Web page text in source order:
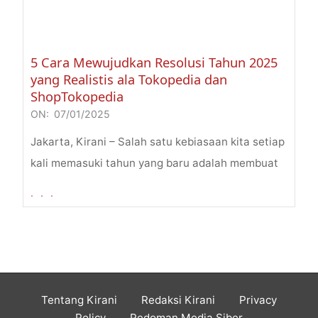
5 Cara Mewujudkan Resolusi Tahun 2025
yang Realistis ala Tokopedia dan
ShopTokopedia
2025-
01-
07
ON: 07/01/2025
Jakarta, Kirani – Salah satu kebiasaan kita setiap
kali memasuki tahun yang baru adalah membuat
. . .
Tentang Kirani Redaksi Kirani
Privacy